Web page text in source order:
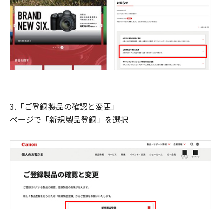
3.「ご登録製品の確認と変更」
ページで「新規製品登録」を選択